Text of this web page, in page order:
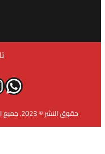
إنستجرامتيك توك
النشر © 2023. جميع الحقوق محفوظة لشركة سهراب.